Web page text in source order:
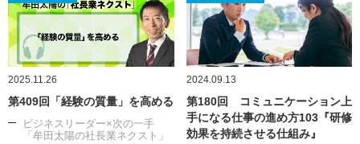
2025.11.26
第409回「経験の質量」を高める
ビジネスリーダー×次の一手
「牟田太陽の社長業ネクスト」
2024.09.13
第180回 コミュニケーション上
手になる仕事の進め方103『研修
効果を持続させる仕組み』